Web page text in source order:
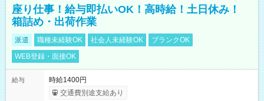
座り仕事！給与即払いOK！高時給！土日休み！
箱詰め・出荷作業
派遣 職種未経験OK 社会人未経験OK
ブランクOK
WEB登録・面接OK
給与
時給1400円
交通費別途支給あり